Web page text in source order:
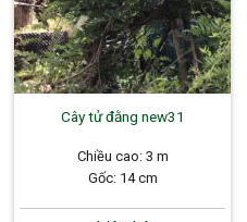
Cây tử đằng new31
Chiều cao: 3 m
Gốc: 14 cm